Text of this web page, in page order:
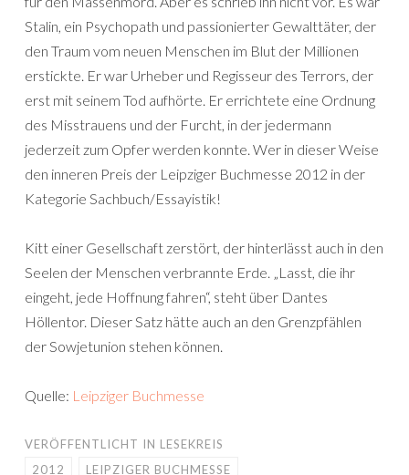
Stalin, ein Psychopath und passionierter Gewalttäter, der
den Traum vom neuen Menschen im Blut der Millionen
erstickte. Er war Urheber und Regisseur des Terrors, der
erst mit seinem Tod aufhörte. Er errichtete eine Ordnung
des Misstrauens und der Furcht, in der jedermann
jederzeit zum Opfer werden konnte. Wer in dieser Weise
den inneren Preis der Leipziger Buchmesse 2012 in der
Kategorie Sachbuch/Essayistik!
Kitt einer Gesellschaft zerstört, der hinterlässt auch in den
Seelen der Menschen verbrannte Erde. „Lasst, die ihr
eingeht, jede Hoffnung fahren“, steht über Dantes
Höllentor. Dieser Satz hätte auch an den Grenzpfählen
der Sowjetunion stehen können.
Quelle: Leipziger Buchmesse
VERÖFFENTLICHT IN LESEKREIS
2012
LEIPZIGER BUCHMESSE